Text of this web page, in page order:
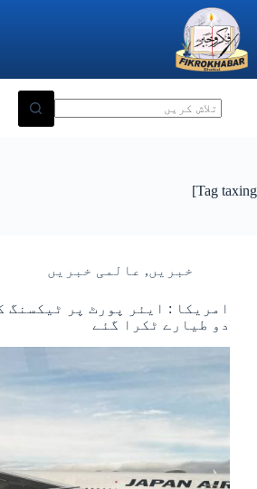
content
Tag taxing]
خبریں, عالمی خبریں
امریکا : ایئر پورٹ پر ٹیکسنگ
دو طیارے ٹکرا گئے